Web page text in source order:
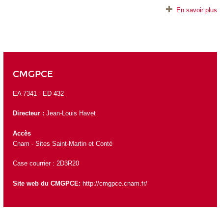
En savoir plus
CMGPCE
EA 7341 - ED 432
Directeur : Jean-Louis Havet
Accès
Cnam - Sites Saint-Martin et Conté
Case courrier : 2D3R20
Site web du CMGPCE: http://cmgpce.cnam.fr/